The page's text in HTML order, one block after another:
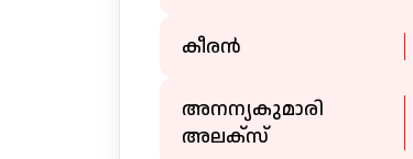
കീരൻ
അനന്യകുമാരി
അലക്സ്